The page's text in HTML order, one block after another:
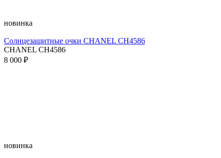
новинка
Солнцезащитные очки CHANEL CH4586
CHANEL CH4586
8 000 ₽
новинка